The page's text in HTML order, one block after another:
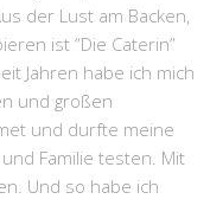
der Lust am Backen,
ist “Die Caterin”
Jahren habe ich mich
und großen
und durfte meine
Familie testen. Mit
Und so habe ich